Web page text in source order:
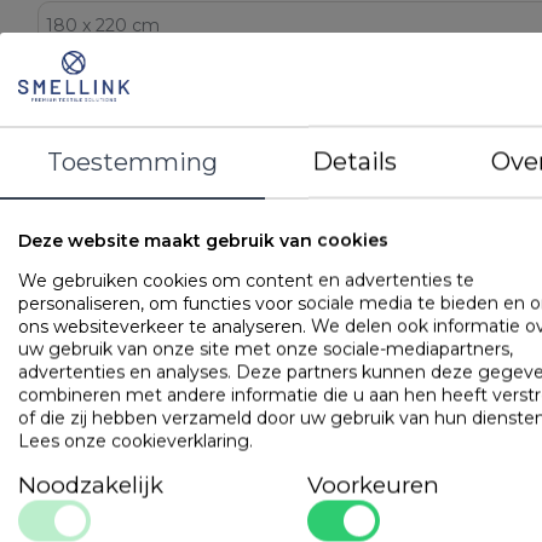
EAN
8719874423847
Artikelnummer
BLBN81WI HL180220
Merk
Bonnanotte
Kleur
Wit
Materiaal
100% katoen - 160 count
Kenmerken
160 count
Easy care finishing
OMSCHRIJVING UITVOERINGEN
Toestemming Details
Deze website maakt gebruik van cookies
We gebruiken cookies om content en advertenties te
personaliseren, om functies voor sociale media te bieden en
ons websiteverkeer te analyseren. We delen ook informatie
uw gebruik van onze site met onze sociale-mediapartners,
advertenties en analyses. Deze partners kunnen deze
combineren met andere informatie die u aan hen heeft
of die zij hebben verzameld door uw gebruik van hun
Lees onze cookieverklaring.
Noodzakelijk Voorkeuren